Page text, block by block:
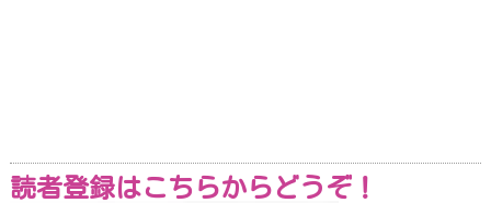
読者登録はこちらからどうぞ！